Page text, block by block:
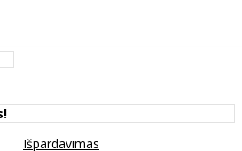
Išpardavimas